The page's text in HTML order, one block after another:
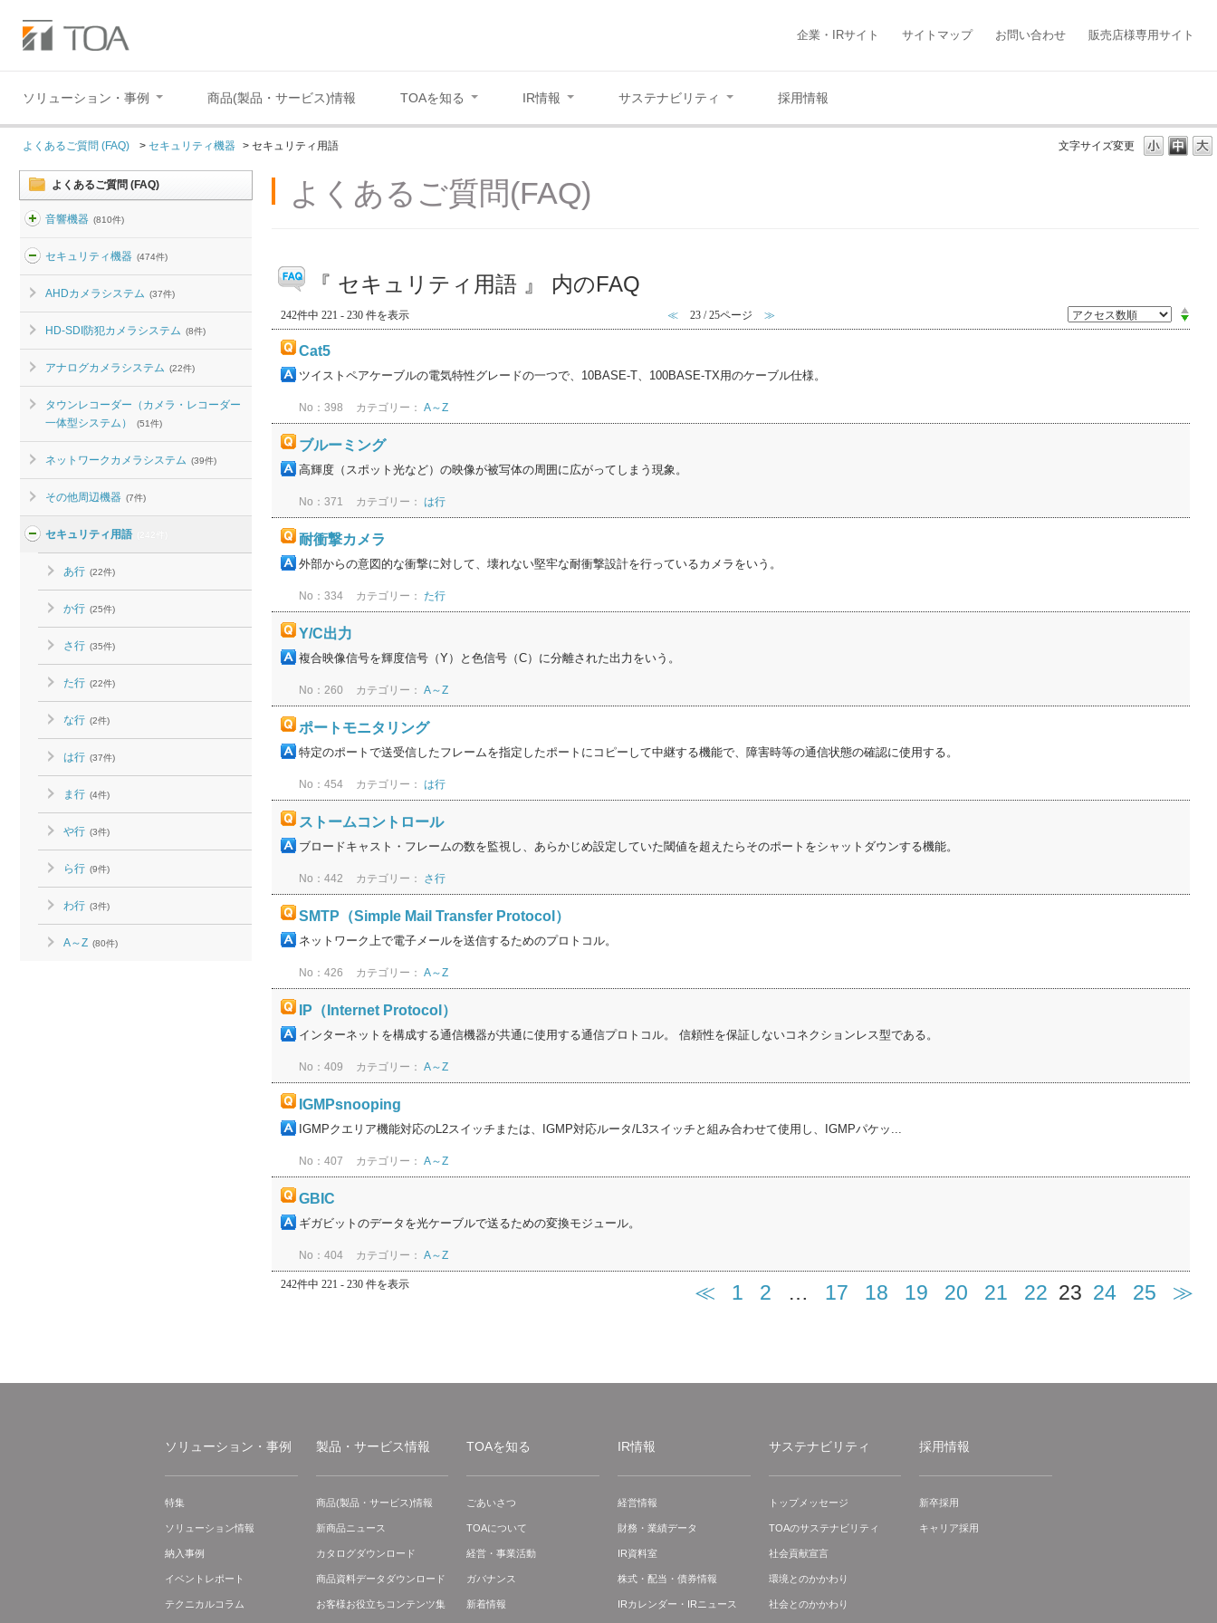
企業・IRサイト サイトマップ お問い合わせ 販売店様専用サイト
ソリューション・事例 商品(製品・サービス)情報 TOAを知る IR情報 サステナビリティ 採用情報
文字サイズ変更
よくあるご質問 (FAQ) > セキュリティ機器 > セキュリティ用語
よくあるご質問 (FAQ)
音響機器 (810件)
セキュリティ機器 (474件)
AHDカメラシステム (37件)
HD-SDI防犯カメラシステム (8件)
アナログカメラシステム (22件)
タウンレコーダー（カメラ・レコーダー
一体型システム）
(51件)
ネットワークカメラシステム (39件)
その他周辺機器 (7件)
セキュリティ用語
あ行 (22件)
か行 (25件)
さ行 (35件)
た行 (22件)
な行 (2件)
は行 (37件)
ま行 (4件)
や行 (3件)
ら行 (9件)
わ行 (3件)
A～Z (80件)
よくあるご質問(FAQ)
『 セキュリティ用語 』 内のFAQ
242件中 221 - 230 件を表示 ≪ 23 / 25ページ ≫
Cat5
ツイストペアケーブルの電気特性グレードの一つで、10BASE-T、100BASE-TX用のケーブル仕様。
No：398 カテゴリー： A～Z
ブルーミング
高輝度（スポット光など）の映像が被写体の周囲に広がってしまう現象。
No：371 カテゴリー： は行
耐衝撃カメラ
外部からの意図的な衝撃に対して、壊れない堅牢な耐衝撃設計を行っているカメラをいう。
No：334 カテゴリー： た行
Y/C出力
複合映像信号を輝度信号（Y）と色信号（C）に分離された出力をいう。
No：260 カテゴリー： A～Z
ポートモニタリング
特定のポートで送受信したフレームを指定したポートにコピーして中継する機能で、障害時等の通信状態の確認に使用する。
No：454 カテゴリー： は行
ストームコントロール
ブロードキャスト・フレームの数を監視し、あらかじめ設定していた閾値を超えたらそのポートをシャットダウンする機能。
No：442 カテゴリー： さ行
SMTP（Simple Mail Transfer Protocol）
ネットワーク上で電子メールを送信するためのプロトコル。
No：426 カテゴリー： A～Z
IP（Internet Protocol）
インターネットを構成する通信機器が共通に使用する通信プロトコル。 信頼性を保証しないコネクションレス型である。
No：409 カテゴリー： A～Z
IGMPsnooping
IGMPクエリア機能対応のL2スイッチまたは、IGMP対応ルータ/L3スイッチと組み合わせて使用し、IGMPパケッ...
No：407 カテゴリー： A～Z
GBIC
ギガビットのデータを光ケーブルで送るための変換モジュール。
No：404 カテゴリー： A～Z
242件中 221 - 230 件を表示 ≪ 1 2 … 17 18 19 20 21 22 23 24 25 ≫
ソリューション・事例
特集
ソリューション情報
納入事例
イベントレポート
テクニカルコラム
製品・サービス情報
商品(製品・サービス)情報
新商品ニュース
カタログダウンロード
商品資料データダウンロード
お客様お役立ちコンテンツ集
TOAを知る
ごあいさつ
TOAについて
経営・事業活動
ガバナンス
新着情報
IR情報
経営情報
財務・業績データ
IR資料室
株式・配当・債券情報
IRカレンダー・IRニュース
サステナビリティ
トップメッセージ
TOAのサステナビリティ
社会貢献宣言
環境とのかかわり
社会とのかかわり
採用情報
新卒採用
キャリア採用